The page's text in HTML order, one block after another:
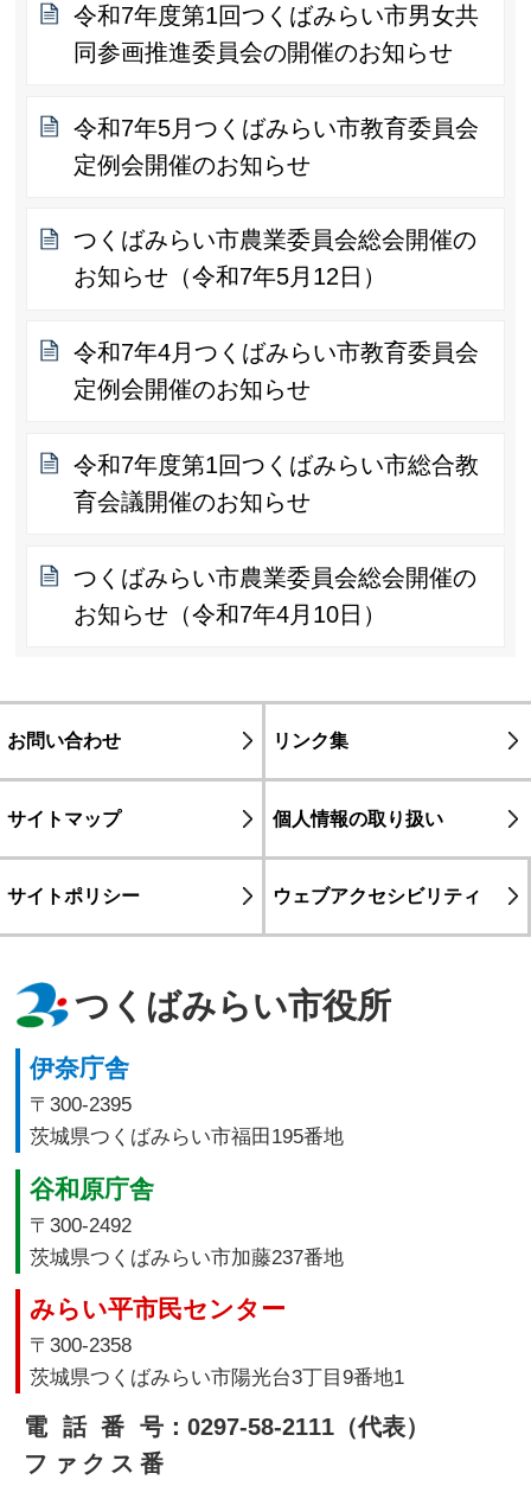
令和7年度第1回つくばみらい市男女共
同参画推進委員会の開催のお知らせ
令和7年5月つくばみらい市教育委員会
定例会開催のお知らせ
つくばみらい市農業委員会総会開催の
お知らせ（令和7年5月12日）
令和7年4月つくばみらい市教育委員会
定例会開催のお知らせ
令和7年度第1回つくばみらい市総合教
育会議開催のお知らせ
つくばみらい市農業委員会総会開催の
お知らせ（令和7年4月10日）
お問い合わせ リンク集
サイトマップ 個人情報の取り扱い
サイトポリシー ウェブアクセシビリティ
つくばみらい市役所
伊奈庁舎
〒300-2395
茨城県つくばみらい市福田195番地
谷和原庁舎
〒300-2492
茨城県つくばみらい市加藤237番地
みらい平市民センター
〒300-2358
茨城県つくばみらい市陽光台3丁目9番地1
電話番号：0297-58-2111（代表）
ファクス番